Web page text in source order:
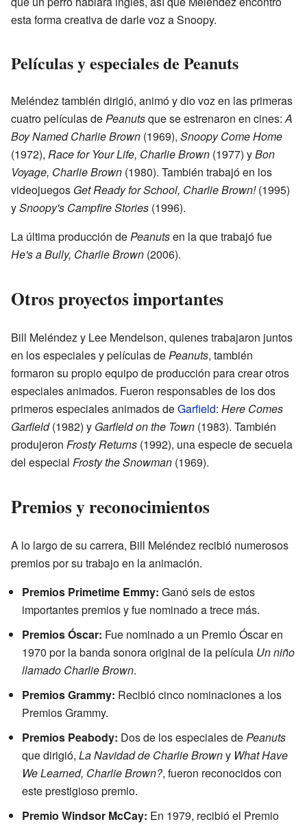
esta forma creativa de darle voz a Snoopy.
Películas y especiales de Peanuts
Meléndez también dirigió, animó y dio voz en las primeras
cuatro películas dePeanutsque se estrenaron en cines:A
Boy Named Charlie Brown (1969), Snoopy Come Home
(1972), Race for Your Life, Charlie Brown (1977) yBon
Voyage, Charlie Brown (1980). También trabajó en los
videojuegos Get Ready for School, Charlie Brown!(1995)
ySnoopy's Campfire Stories (1996).
La última producción dePeanutsen la que trabajó fue
He's a Bully, Charlie Brown (2006).
Otros proyectos importantes
Bill Meléndez y Lee Mendelson, quienes trabajaron juntos
en los especiales y películas dePeanuts, también
formaron su propio equipo de producción para crear otros
especiales animados. Fueron responsables de los dos
primeros especiales animados deGarfield: Here Comes
Garfield(1982) y Garfield on the Town (1983). También
produjeron Frosty Returns (1992), una especie de secuela
del especial Frosty the Snowman (1969).
Premios y reconocimientos
A lo largo de su carrera, Bill Meléndez recibió numerosos
premios por su trabajo en la animación.
Premios Primetime Emmy: Ganó seis de estos
importantes premios y fue nominado a trece más.
Premios Óscar: Fue nominado a un Premio Óscar en
1970 por la banda sonora original de la película Un niño
llamado Charlie Brown.
Premios Grammy: Recibió cinco nominaciones a los
Premios Grammy.
Premios Peabody: Dos de los especiales dePeanuts
que dirigió, La Navidad de Charlie Browny What Have
We Learned, Charlie Brown?, fueron reconocidos con
este prestigioso premio.
Premio Windsor McCay: En 1979, recibió el Premio